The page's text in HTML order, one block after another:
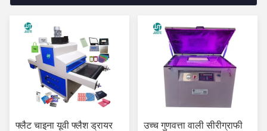
फ्लैट चाइना यूवी फ्लैश ड्रायर
उच्च गुणवत्ता वाली सीरीग्राफी